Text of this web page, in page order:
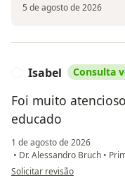
5 de agosto de 2026
Isabel Consulta
Foi muito
educado
1 de agosto de 2026
• Dr. Alessandro Bruch •
na opinião do utilizador Isabel
Solicitar revisão